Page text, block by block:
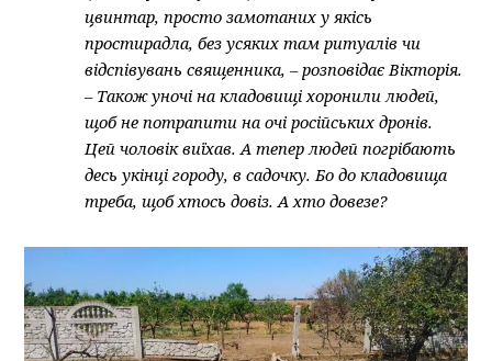
цвинтар, просто замотаних у якісь
простирадла, без усяких там ритуалів чи
відспівувань священника, – розповідає Вікторія.
– Також уночі на кладовищі хоронили людей,
щоб не потрапити на очі російських дронів.
Цей чоловік виїхав. А тепер людей погрібають
десь укінці городу, в садочку. Бо до кладовища
треба, щоб хтось довіз. А хто довезе?